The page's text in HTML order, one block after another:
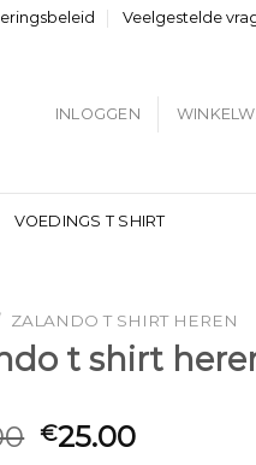
Veelgestelde
INLOGGEN
VOEDINGS T SHIRT
ZALANDO T SHIRT HEREN
t shirt
€25.00